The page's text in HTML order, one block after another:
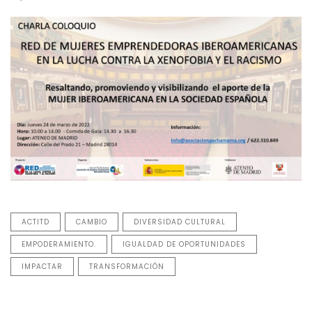
ACTITD CAMBIO DIVERSIDAD CULTURAL
EMPODERAMIENTO. IGUALDAD DE OPORTUNIDADES
IMPACTAR TRANSFORMACIÓN